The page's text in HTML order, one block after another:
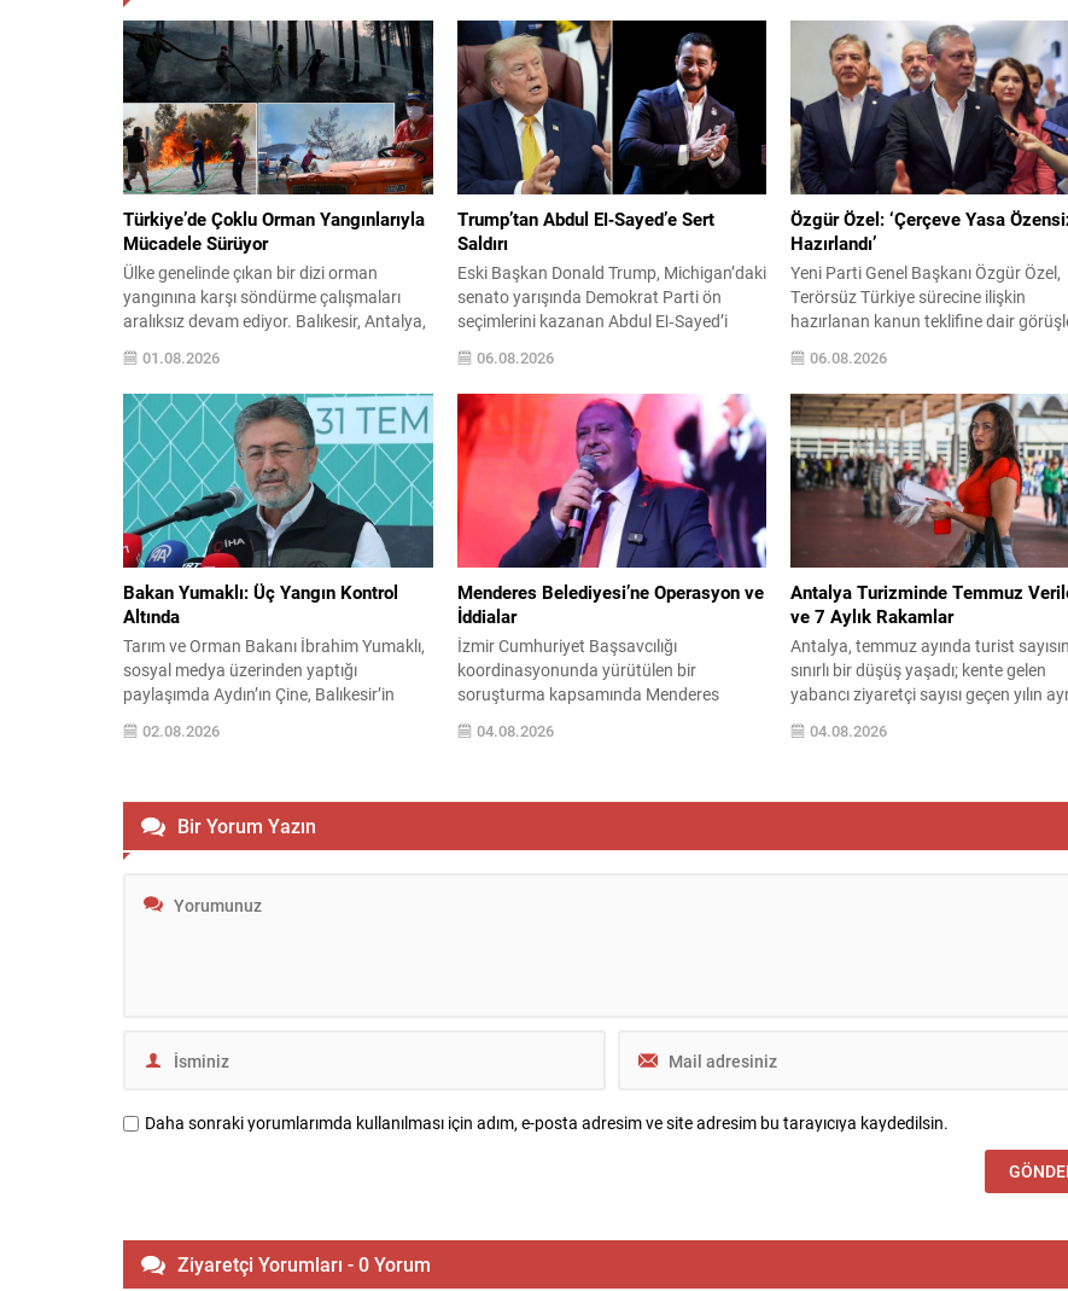
Türkiye’de Çoklu Orman Yangınlarıyla
Mücadele Sürüyor
Ülke genelinde çıkan bir dizi orman
yangınına karşı söndürme çalışmaları
aralıksız devam ediyor. Balıkesir, Antalya,
Kocaeli, İzmir, Aydın ve Muğla başta
olmak üzere birçok noktada ekipler hem
havadan hem karadan yoğun müdahale
yürütüyor. Balıkesir’in Susurluk ilçesindeki
Yıldız Mahallesi’nde başlayan yangın, ilk
etapta 22 saat içinde büyük ölçüde
kontrol altına alınsa...
01.08.2026
Trump’tan Abdul El‑Sayed’e Sert
Saldırı
Eski Başkan Donald Trump, Michigan’daki
senato yarışında Demokrat Parti ön
seçimlerini kazanan Abdul El‑Sayed’i
hedef aldı. Las Vegas’ta düzenlenen bir
etkinlikte konuşan Trump, El‑Sayed’i İsrail
ve Yahudi toplumuna karşı olumsuz
duygular taşıyan bir kişi olmakla suçladı
ve onu “komünist” olarak nitelendirdi.
Trump, konuşmasında El‑Sayed’in
“Yahudilerden nefret ettiğini” öne sürerek,
06.08.2026
Özgür Özel: ‘Çerçeve Yasa
Hazırlandı’
Yeni Parti Genel Başkanı Özgür Özel,
Terörsüz Türkiye sürecine ilişkin
hazırlanan kanun teklifine dair
paylaştı. TBMM’ye sunulan tasarıyla
eleştirilerini açık biçimde dile getiren
metnin aceleyle ve eksik
savundu. Teklif, “Milli Dayanışma ve
Toplumsal Bütünleşmenin
Güçlendirilmesine Dair Kanun Teklifi”
adıyla TBMM Başkanlığına sunuldu
yaklaşık 360 milletvekilinin...
06.08.2026
Bakan Yumaklı: Üç Yangın Kontrol
Altında
Tarım ve Orman Bakanı İbrahim Yumaklı,
sosyal medya üzerinden yaptığı
paylaşımda Aydın’ın Çine, Balıkesir’in
Susurluk ve İzmir’in Buca ilçelerinde çıkan
orman yangınlarının artık kontrol altına
yaşanmadı ve söndürme çalışmalarında
görevli ekiplerin çabalarıyla alevler büyük
oranda hakimiyet altına alındı. Olayın
02.08.2026
Menderes Belediyesi’ne Operasyon ve
İddialar
İzmir Cumhuriyet Başsavcılığı
koordinasyonunda yürütülen bir
soruşturma kapsamında Menderes
Belediyesi’ne düzenlenen operasyonda,
çeşitli suçlamalarla 16 kişi hakkında
04.08.2026
Antalya Turizminde Temmuz
ve 7 Aylık Rakamlar
Antalya, temmuz ayında turist
sınırlı bir düşüş yaşadı; kente gelen
yabancı ziyaretçi sayısı geçen yılın
dönemine göre yüzde 2,4 azalarak
2.657.979 kişiye geriledi. Ocak-
04.08.2026
Bir Yorum Yazın
Daha sonraki yorumlarımda kullanılması için adım, e-posta adresim ve site adresim bu tarayıcıya kaydedilsin.
Ziyaretçi Yorumları - 0 Yorum